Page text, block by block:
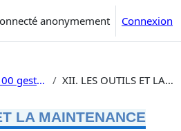
anonymement Connexion
Formation gratuite Sage 100 gestion commerciale V10 XII. LES OUTILS ET LA MAINTENANCE
LA MAINTENANCE